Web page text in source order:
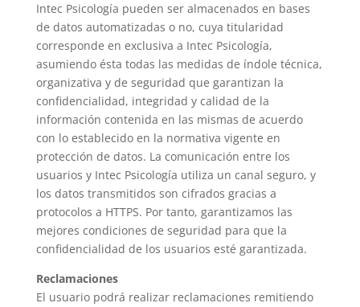
Intec Psicología pueden ser almacenados en bases
de datos automatizadas o no, cuya titularidad
corresponde en exclusiva a Intec Psicología,
asumiendo ésta todas las medidas de índole técnica,
organizativa y de seguridad que garantizan la
confidencialidad, integridad y calidad de la
información contenida en las mismas de acuerdo
con lo establecido en la normativa vigente en
protección de datos. La comunicación entre los
usuarios y Intec Psicología utiliza un canal seguro, y
los datos transmitidos son cifrados gracias a
protocolos a HTTPS. Por tanto, garantizamos las
mejores condiciones de seguridad para que la
confidencialidad de los usuarios esté garantizada.
Reclamaciones
El usuario podrá realizar reclamaciones remitiendo